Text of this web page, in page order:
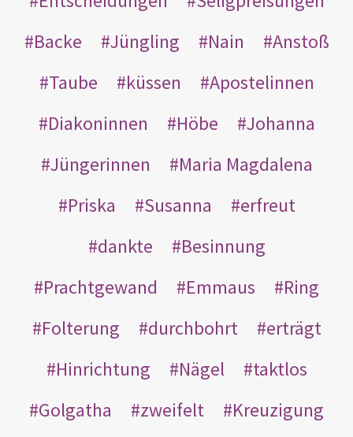
Backe
Jüngling Nain
Anstoß
Taube
küssen
Apostelinnen
Diakoninnen
Höbe
Johanna
Jüngerinnen
Maria Magdalena
Priska
Susanna
erfreut
dankte
Besinnung
Prachtgewand
Emmaus
Ring
Folterung
durchbohrt
erträgt
Hinrichtung
Nägel
taktlos
Golgatha
zweifelt
Kreuzigung